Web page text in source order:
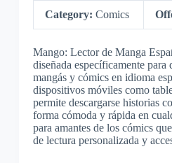
Category: Comics
Mango: Lector de Manga
diseñada específicamente
mangás y cómics en idioma
dispositivos móviles como
permite descargarse historias
forma cómoda y rápida en
para amantes de los cómics
de lectura personalizada y